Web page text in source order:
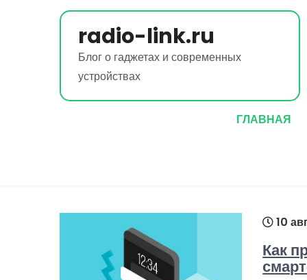
radio-link.ru
Блог о гаджетах и современных
устройствах
ГЛАВНАЯ
10
Как